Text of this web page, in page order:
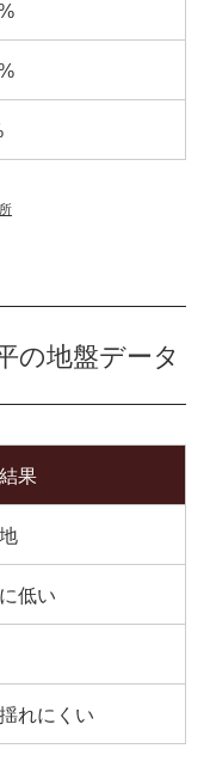
の地盤データ
果
低い
れにくい